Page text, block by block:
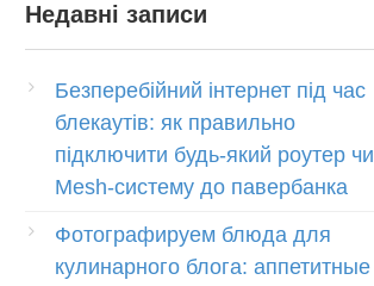
Недавні записи
Безперебійний інтернет під час
блекаутів: як правильно
підключити будь-який роутер чи
Mesh-систему до павербанка
Фотографируем блюда для
кулинарного блога: аппетитные